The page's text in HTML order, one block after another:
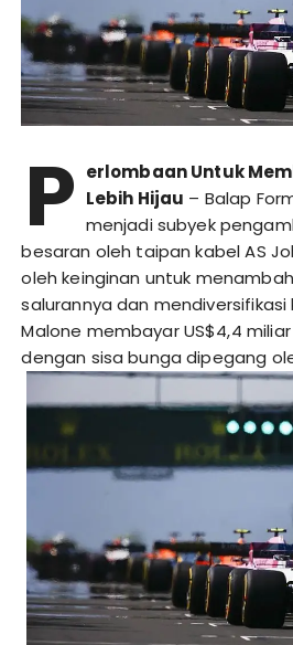
P erlombaan Untuk
Lebih Hijau – Balap
menjadi subyek
besaran oleh taipan kabel AS
oleh keinginan untuk
salurannya dan mendiversifikasi
Malone membayar US$4,4
dengan sisa bunga dipegang